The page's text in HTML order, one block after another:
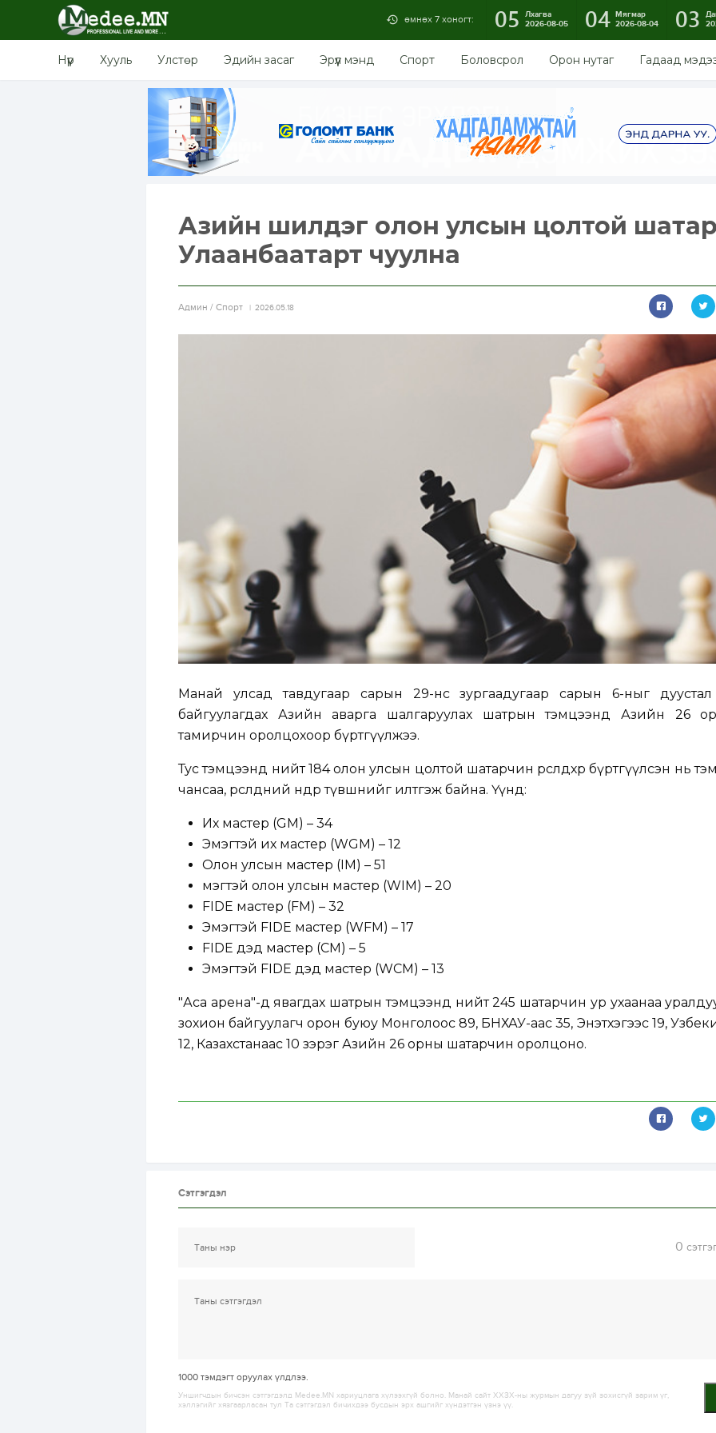
өмнөх 7 хоногт: 05
Лхагва
2026-08-05
04 Мягмар
2026-08-04
03
Нүүр Хууль Улстөр Эдийн засаг Эрүүл мэнд Спорт Боловсрол Орон нутаг Гадаад
Азийн шилдэг олон улсын цолтой
Улаанбаатарт чуулна
Aдмин / Спорт 2026.05.18
Манай улсад тавдугаар сарын 29-нөөс зургаадугаар сарын 6-ныг
байгуулагдах Азийн аварга шалгаруулах шатрын тэмцээнд Азийн 26
тамирчин оролцохоор бүртгүүлжээ.
Тус тэмцээнд нийт 184 олон улсын цолтой шатарчин өрсөлдөхөөр бүртгүүлсэн нь
чансаа, өрсөлдөөний өндөр түвшнийг илтгэж байна. Үүнд:
Их мастер (GM) – 34
Эмэгтэй их мастер (WGM) – 12
Олон улсын мастер (IM) – 51
мэгтэй олон улсын мастер (WIM) – 20
FIDE мастер (FM) – 32
Эмэгтэй FIDE мастер (WFM) – 17
FIDE дэд мастер (CM) – 5
Эмэгтэй FIDE дэд мастер (WCM) – 13
"Аса арена"-д явагдах шатрын тэмцээнд нийт 245 шатарчин ур ухаанаа
зохион байгуулагч орон буюу Монголоос 89, БНХАУ-аас 35, Энэтхэгээс 19,
12, Казахстанаас 10 зэрэг Азийн 26 орны шатарчин оролцоно.
Сэтгэгдэл
0
1000 тэмдэгт оруулах үлдлээ.
Уншигчдын бичсэн сэтгэгдэлд Medee.MN хариуцлага хүлээхгүй болно. Манай сайт ХХЗХ-ны журмын дагуу зүй зохисгүй зарим үг,
хэллэгийг хязгаарласан тул Та сэтгэгдэл бичихдээ бусдын эрх ашгийг хүндэтгэн үзнэ үү.